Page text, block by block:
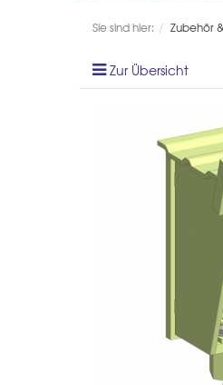
Sie sind hier: Zubehör
Zur Übersicht